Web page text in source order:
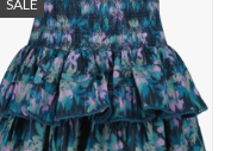
SALE